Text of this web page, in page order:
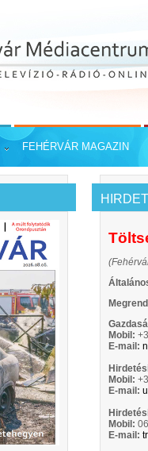
FEHÉRVÁR MAGAZIN
Mobil:
E-mail:
Mobil:
E-mail:
Mobil:
E-mail: